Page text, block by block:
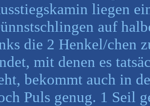
liegen
auf
die 2 Henkel/chen
mit denen es
bekommt auch in
Puls genug. 1 Seil